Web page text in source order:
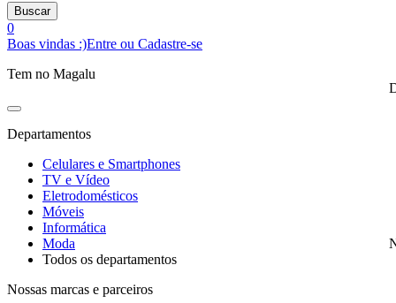
Buscar
0
Boas vindas :)Entre ou Cadastre-se
Tem no Magalu
Departamentos
Celulares e Smartphones
TV e Vídeo
Eletrodomésticos
Móveis
Informática
Moda
Todos os departamentos
Nossas marcas e parceiros